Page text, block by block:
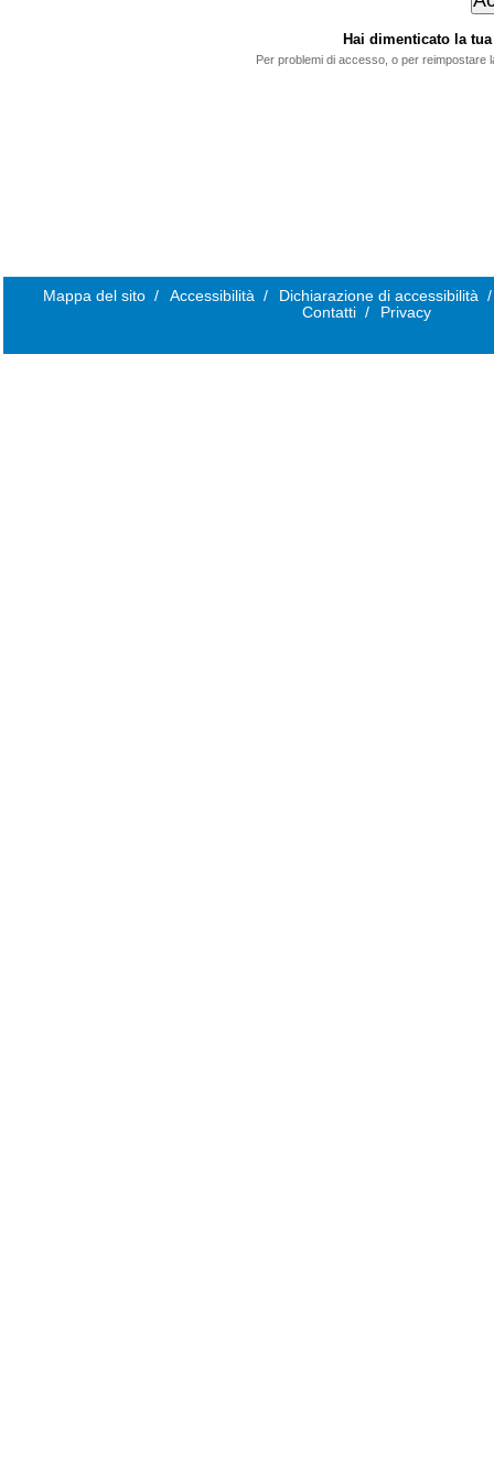
Hai dimenticato la
Per problemi di accesso, o per reimpostare
Mappa del sito / Accessibilità / Dichiarazione di accessibilità /
Contatti / Privacy